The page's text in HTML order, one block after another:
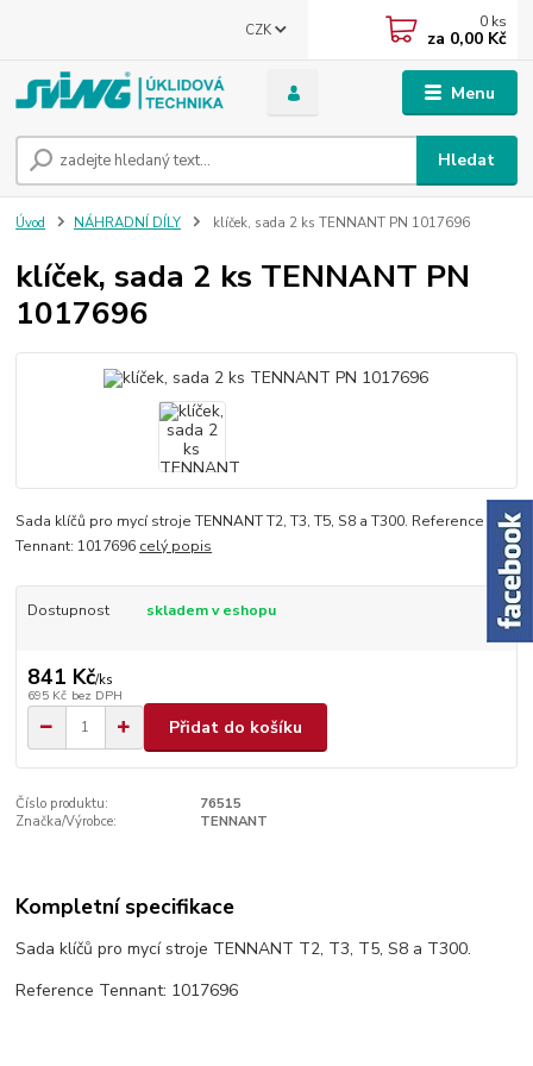
Menu
CZK
Hledat
0 ks
za 0,00 Kč
Úvod NÁHRADNÍ DÍLY klíček, sada 2 ks TENNANT PN 1017696
klíček, sada 2 ks TENNANT PN
1017696
Sada klíčů pro mycí stroje TENNANT T2, T3, T5, S8 a T300. Reference
Tennant: 1017696 celý popis
Dostupnost skladem v eshopu
841 Kč/ks
695 Kč bez DPH
Přidat do košíku
Číslo produktu:
76515
Značka/Výrobce:
TENNANT
Kompletní specifikace
Sada klíčů pro mycí stroje TENNANT T2, T3, T5, S8 a T300.
Reference Tennant: 1017696